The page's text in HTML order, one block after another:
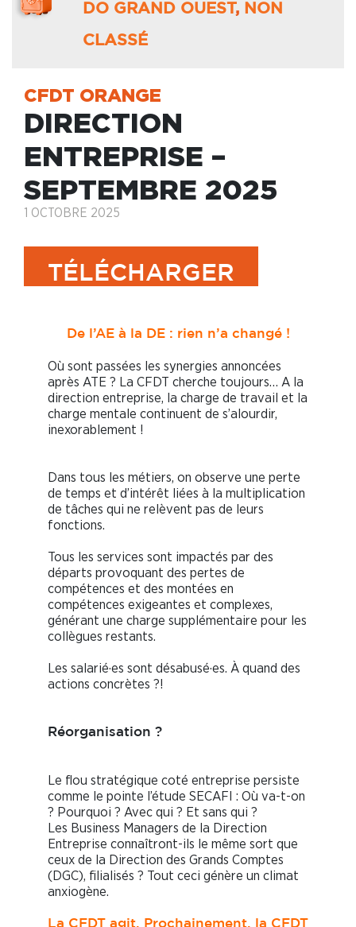
DO GRAND OUEST, NON
CLASSÉ
CFDT ORANGE
DIRECTION
ENTREPRISE –
SEPTEMBRE 2025
1 OCTOBRE 2025
TÉLÉCHARGER
De l’AE à la DE : rien n’a changé !
Où sont passées les synergies annoncées
après ATE ? La CFDT cherche toujours… A la
direction entreprise, la charge de travail et la
charge mentale continuent de s’alourdir,
inexorablement !
Dans tous les métiers, on observe une perte
de temps et d’intérêt liées à la multiplication
de tâches qui ne relèvent pas de leurs
fonctions.
Tous les services sont impactés par des
départs provoquant des pertes de
compétences et des montées en
compétences exigeantes et complexes,
générant une charge supplémentaire pour les
collègues restants.
Les salarié·es sont désabusé·es. À quand des
actions concrètes ?!
Réorganisation ?
Le flou stratégique coté entreprise persiste
comme le pointe l’étude SECAFI : Où va-t-on
? Pourquoi ? Avec qui ? Et sans qui ?
Les Business Managers de la Direction
Entreprise connaîtront-ils le même sort que
ceux de la Direction des Grands Comptes
(DGC), filialisés ? Tout ceci génère un climat
anxiogène.
La CFDT agit. Prochainement, la CFDT